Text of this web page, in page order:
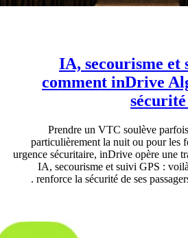
IA, secourisme et
comment inDrive
sécurité
Prendre un VTC soulève
particulièrement la nuit ou pour les
urgence sécuritaire, inDrive opère une
IA, secourisme et suivi GPS :
renforce la sécurité de ses